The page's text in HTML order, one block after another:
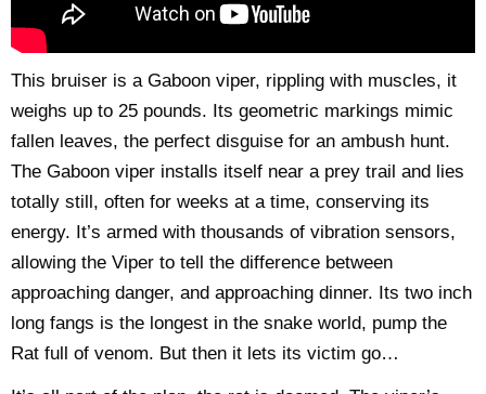
This bruiser is a Gaboon viper, rippling with muscles, it
weighs up to 25 pounds. Its geometric markings mimic
fallen leaves, the perfect disguise for an ambush hunt.
The Gaboon viper installs itself near a prey trail and lies
totally still, often for weeks at a time, conserving its
energy. It’s armed with thousands of vibration sensors,
allowing the Viper to tell the difference between
approaching danger, and approaching dinner. Its two inch
long fangs is the longest in the snake world, pump the
Rat full of venom. But then it lets its victim go…